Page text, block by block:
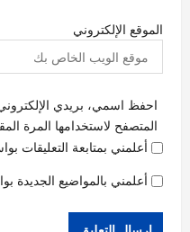
الموقع الإلكتروني
احفظ اسمي، بريدي
المتصفح لاستخدامها المرة
أعلمني بمتابعة التعليقات
أعلمني بالمواضيع الجديدة